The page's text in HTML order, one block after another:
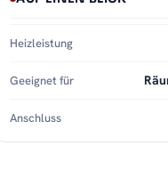
Heizleistung
Geeignet für
Anschluss